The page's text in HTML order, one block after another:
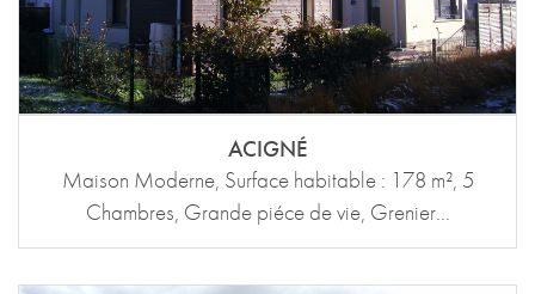
ACIGNÉ
Maison Moderne, Surface habitable : 178 m², 5
Chambres, Grande piéce de vie, Grenier...